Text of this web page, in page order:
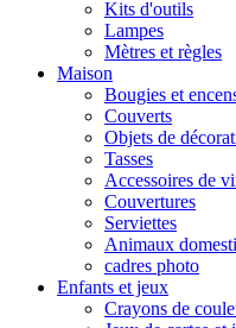
Kits d'outils
Lampes
Mètres et règles
Maison
Bougies et
Couverts
Objets de
Tasses
Accessoires de
Couvertures
Serviettes
Animaux
cadres photo
Enfants et jeux
Crayons de